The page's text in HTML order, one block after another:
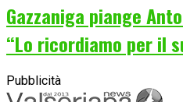
Gazzaniga piange
“Lo ricordiamo per il
Pubblicità